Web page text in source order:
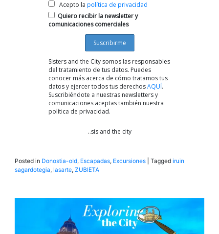
Acepto la política de privacidad
Quiero recibir la newsletter y
comunicaciones comerciales
Sisters and the City somos las responsables
del tratamiento de tus datos. Puedes
conocer más acerca de cómo tratamos tus
datos y ejercer todos tus derechosAQUÍ.
Suscribiéndote a nuestras newsletters y
comunicaciones aceptas también nuestra
política de privacidad.
..sis and the city
Posted in Donostia-old, Escapadas, Excursiones Tagged iruin
sagardotegia, lasarte, ZUBIETA